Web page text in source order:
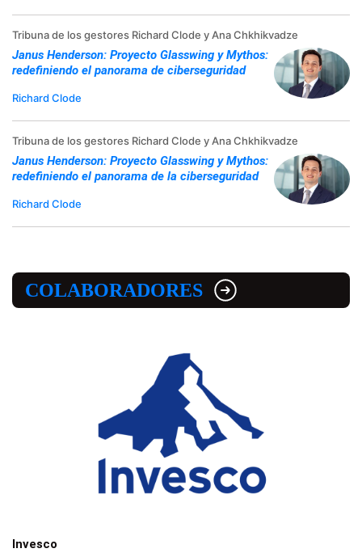
Tribuna de los gestores Richard Clode y Ana Chkhikvadze
Janus Henderson: Proyecto Glasswing y Mythos:
redefiniendo el panorama de ciberseguridad
Richard Clode
Tribuna de los gestores Richard Clode y Ana Chkhikvadze
Janus Henderson: Proyecto Glasswing y Mythos:
redefiniendo el panorama de la ciberseguridad
Richard Clode
COLABORADORES
Invesco